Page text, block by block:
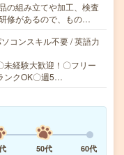
の組み立てや加工、検査
修があるので、もの…
コンスキル不要 / 英語力
未経験大歓迎！〇フリー
ンクOK〇週5…
50代 60代